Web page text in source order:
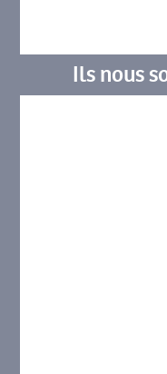
Ils nous